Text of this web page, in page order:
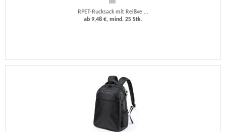
RPET-Rucksack mit Reißve ...
ab 9,48 €, mind. 25 Stk.